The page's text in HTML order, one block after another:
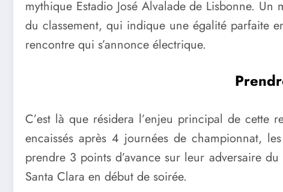
mythique Estadio José Alvalade de Lisbonne.
du classement, qui indique une égalité parfaite
rencontre qui s’annonce électrique.
C’est là que résidera l’enjeu principal de cette
encaissés après 4 journées de championnat,
prendre 3 points d’avance sur leur adversaire
Santa Clara en début de soirée.